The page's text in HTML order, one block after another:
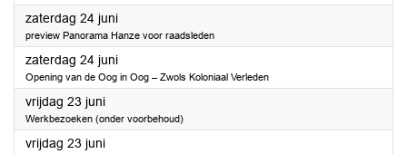
zaterdag 24 juni2023
preview Panorama Hanze voor raadsleden
zaterdag 24 juni2023
Opening van de Oog in Oog – Zwols Koloniaal Verleden
vrijdag 23 juni2023
Werkbezoeken (onder voorbehoud)
vrijdag 23 juni2023